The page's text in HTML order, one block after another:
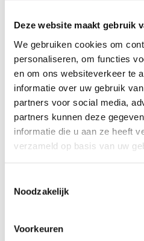
Deze website maakt gebruik
We gebruiken cookies om
personaliseren, om functies
en om ons websiteverkeer te
informatie over uw gebruik
partners voor social media,
partners kunnen deze
informatie die u aan ze heeft
verzameld op basis van uw
Noodzakelijk
Voorkeuren
Kopersbescherming met
SKU17882Categorieën
Barbecues, Weber accessoires
Merk Weber